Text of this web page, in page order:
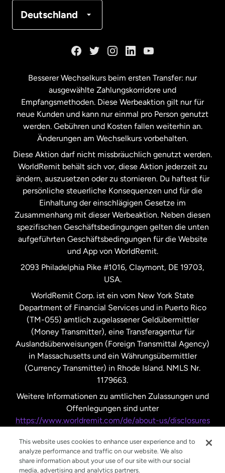
Deutschland
Malaysia
Neuseeland
Niederlande
Schweden
Spanien
Vereinigte Staaten English
Vereinigte Staaten
Vereinigtes Königreich
Besserer Wechselkurs beim ersten Transfer: nur
ausgewählte Zahlungskorridore und
Empfangsmethoden. Diese Werbeaktion gilt nur für
neue Kunden und kann nur einmal pro Person genutzt
werden. Gebühren und Kosten fallen weiterhin an.
Änderungen am Wechselkurs vorbehalten.
Diese Aktion darf nicht missbräuchlich genutzt werden.
WorldRemit behält sich vor, diese Aktion jederzeit zu
ändern, auszusetzen oder zu stornieren. Du haftest für
persönliche steuerliche Konsequenzen und für die
Einhaltung der einschlägigen Gesetze im
Zusammenhang mit dieser Werbeaktion. Neben diesen
spezifischen Geschäftsbedingungen gelten die unten
aufgeführten Geschäftsbedingungen für die Website
und App von WorldRemit.
2093 Philadelphia Pike #1016, Claymont, DE 19703,
USA.
WorldRemit Corp. ist ein vom New York State
Department of Financial Services und in Puerto Rico
(TM-055) amtlich zugelassener Geldübermittler
(Money Transmitter), eine Transferagentur für
Auslandsüberweisungen (Foreign Transmittal Agency)
in Massachusetts und ein Währungsübermittler
(Currency Transmitter) in Rhode Island. NMLS Nr.
1179663.
Weitere Informationen zu amtlichen Zulassungen und
Offenlegungen sind unter
https://www.worldremit.com/de/about-us/disclosures
This website uses cookies to enhance user experience and to
analyze performance and traffic on our website. We also
share information about your use of our site with our social
media, advertising and analytics partners.